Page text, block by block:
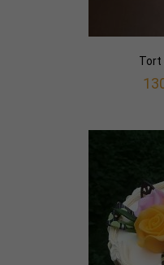
Tort